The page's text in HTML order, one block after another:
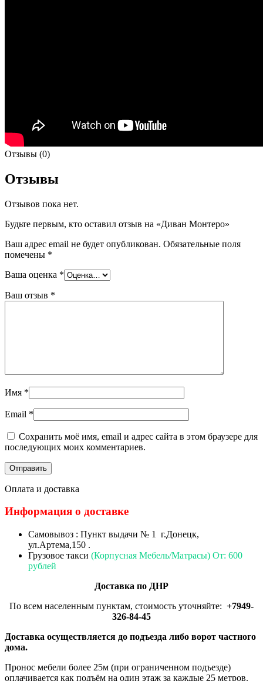
Отзывы (0)
Отзывы
Отзывов пока нет.
Будьте первым, кто оставил отзыв на «Диван Монтеро»
Ваш адрес email не будет опубликован. Обязательные поля
помечены *
Ваша оценка *
Ваш отзыв *
Имя *
Email *
Сохранить моё имя, email и адрес сайта в этом браузере для
последующих моих комментариев.
Оплата и доставка
Информация о доставке
Самовывоз : Пункт выдачи № 1 г.Донецк,
ул.Артема,150 .
Грузовое такси (Корпусная Мебель/Матрасы) От: 600
рублей
Доставка по ДНР
По всем населенным пунктам, стоимость уточняйте: +7949-
326-84-45
Доставка осуществляется до подъезда либо ворот частного
дома.
Пронос мебели более 25м (при ограниченном подъезде)
оплачивается как подъём на один этаж за каждые 25 метров.